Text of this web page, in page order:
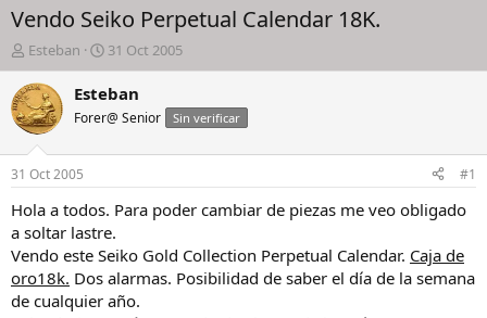
Vendo Seiko Perpetual Calendar 18K.
I
n
i
c
i
a
d
o
r
e
l
h
i
Esteban
F
e
c
a
i
c
i
o
31 Oct 2005
Esteban
Forer@ Senior Sin verificar
31 Oct 2005 #1
Hola a todos. Para poder cambiar de piezas me veo obligado
a soltar lastre.
Vendo este Seiko Gold Collection Perpetual Calendar. Caja de
oro18k. Dos alarmas. Posibilidad de saber el día de la semana
de cualquier año.